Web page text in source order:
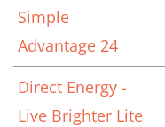
Simple
Advantage 24
Direct Energy -
Live Brighter Lite